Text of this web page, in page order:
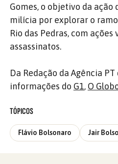
Gomes, o objetivo da ação
milícia por explorar o
Rio das Pedras, com ações
assassinatos.
Da Redação da Agência
informações do G1, O
TÓPICOS
Flávio Bolsonaro Jair